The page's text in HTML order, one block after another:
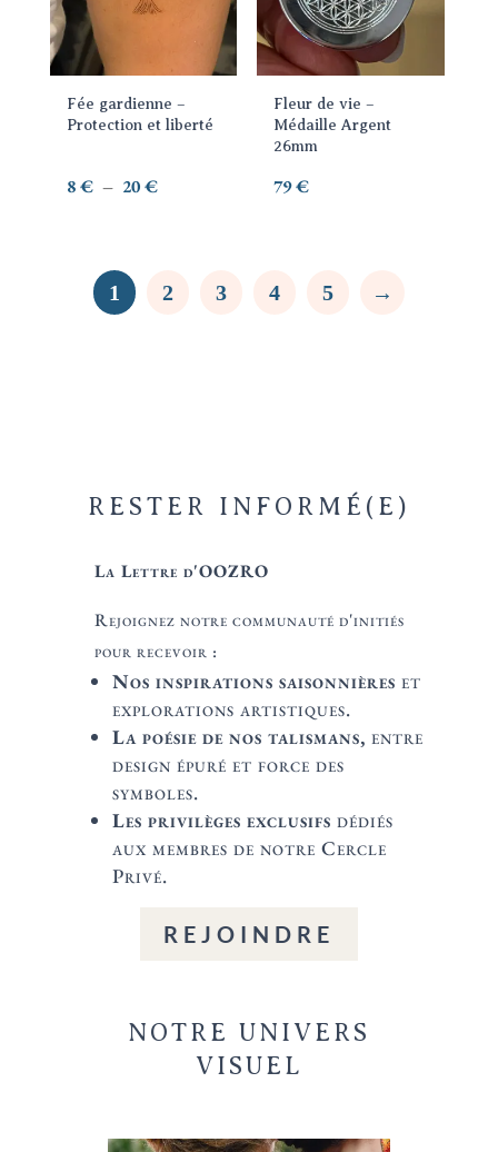
Fée gardienne –
Protection et liberté
8€ – 20€Plage
à
variations.
Les
options
peuvent
choisies
page
produit
Fleur de vie –
Médaille Argent
26mm
79€
1 2 3 4 5 →
RESTER INFORMÉ(E)
La Lettre d'OOZRO
Rejoignez notre communauté d'initiés
pour recevoir :
Nos inspirations saisonnières et
explorations artistiques.
La poésie de nos talismans, entre
design épuré et force des
symboles.
Les privilèges exclusifs dédiés
aux membres de notre Cercle
Privé.
REJOINDRE
NOTRE UNIVERS
VISUEL